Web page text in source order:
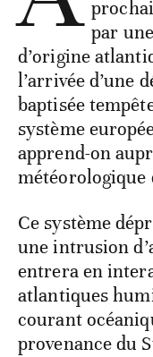
par
d’origine
l’arrivée d’une
baptisée
système
apprend-on
météorologique
Ce système
une intrusion
entrera en
atlantiques
courant
provenance du